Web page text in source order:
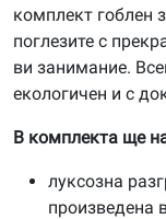
комплект гоблен
поглезите с
ви занимание.
екологичен и с
В комплекта ще
луксозна
произведена